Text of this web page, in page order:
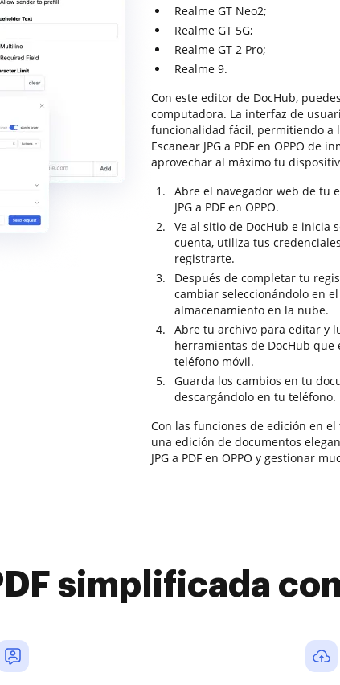
Realme GT Neo2;
Realme GT 5G;
Realme GT 2 Pro;
Realme 9.
Con este editor de DocHub,
computadora. La interfaz de
funcionalidad fácil, permitiendo a
Escanear JPG a PDF en OPPO de
aprovechar al máximo tu
Abre el navegador web de tu
JPG a PDF en OPPO.
Ve al sitio de DocHub e inicia
cuenta, utiliza tus
registrarte.
Después de completar tu
cambiar seleccionándolo en
almacenamiento en la nube.
Abre tu archivo para editar y
herramientas de DocHub
teléfono móvil.
Guarda los cambios en tu
descargándolo en tu teléfono.
Con las funciones de edición en
una edición de documentos
JPG a PDF en OPPO y gestionar
simplificada